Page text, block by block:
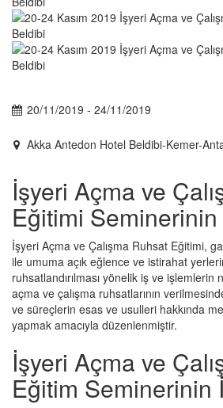
20/11/2019 - 24/11/2019
Akka Antedon Hotel Beldibi-Kemer-
İşyeri Açma ve
Eğitimi Seminerinin
İşyeri Açma ve Çalışma Ruhsat Eğitimi,
ile umuma açık eğlence ve istirahat
ruhsatlandırılması yönelik iş ve işlemlerin
açma ve çalışma ruhsatlarının
ve süreçlerin esas ve usulleri hakkında
yapmak amacıyla düzenlenmiştir.
İşyeri Açma ve
Eğitim Seminerinin